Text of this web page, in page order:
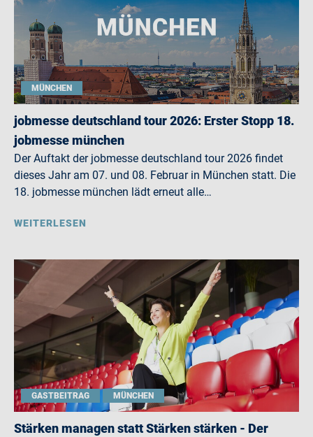
MÜNCHEN
jobmesse deutschland tour 2026: Erster Stopp 18.
jobmesse münchen
Der Auftakt der jobmesse deutschland tour 2026 findet
dieses Jahr am 07. und 08. Februar in München statt. Die
18. jobmesse münchen lädt erneut alle…
WEITERLESEN
GASTBEITRAG MÜNCHEN
Stärken managen statt Stärken stärken - Der